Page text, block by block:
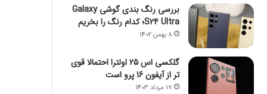
بررسی رنگ بندی گوشی Galaxy
S24 Ultra؛ کدام رنگ را بخریم
8 بهمن 1402
گلکسی اس 25 اولترا احتمالا قوی
تر از آیفون 16 پرو است
17 مرداد 1403